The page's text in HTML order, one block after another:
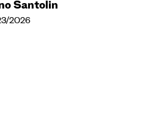
Santolin
2026